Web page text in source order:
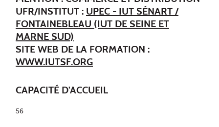
UFR/INSTITUT : UPEC - IUT SÉNART /
FONTAINEBLEAU (IUT DE SEINE ET
MARNE SUD)
SITE WEB DE LA FORMATION :
WWW.IUTSF.ORG
CAPACITÉ D'ACCUEIL
56